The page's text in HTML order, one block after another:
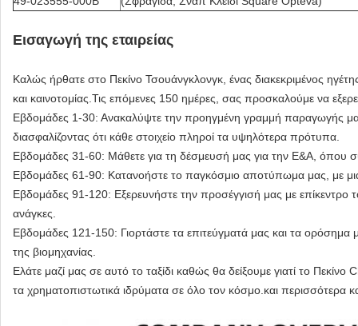
Εισαγωγή της εταιρείας
Καλώς ήρθατε στο Πεκίνο Τσουάνγκλονγκ, ένας διακεκριμένος
και καινοτομίας.Τις επόμενες 150 ημέρες, σας προσκαλούμε να
Εβδομάδες 1-30: Ανακαλύψτε την προηγμένη γραμμή παραγωγής
διασφαλίζοντας ότι κάθε στοιχείο πληροί τα υψηλότερα πρότυπα.
Εβδομάδες 31-60: Μάθετε για τη δέσμευσή μας για την Ε&Α, όπου
Εβδομάδες 61-90: Κατανοήστε το παγκόσμιο αποτύπωμα μας, με μια
Εβδομάδες 91-120: Εξερευνήστε την προσέγγισή μας με επίκεντρο
ανάγκες.
Εβδομάδες 121-150: Γιορτάστε τα επιτεύγματά μας και τα
της βιομηχανίας.
Ελάτε μαζί μας σε αυτό το ταξίδι καθώς θα δείξουμε γιατί το
τα χρηματοπιστωτικά ιδρύματα σε όλο τον κόσμο.και